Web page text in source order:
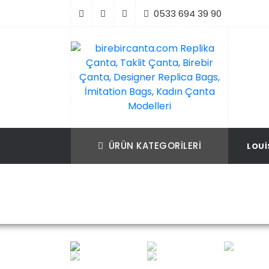
0533 694 39 90
Bags, Kadın Çanta Modelleri
ÜRÜN KATEGORILERI